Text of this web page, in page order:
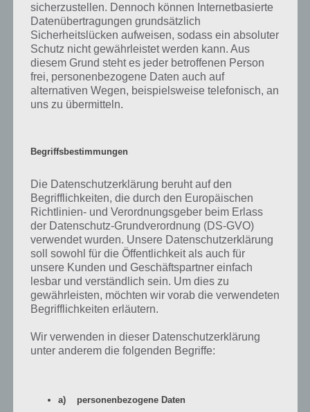
Allerdings kann nur eine Person das Mobilar benutzen.
Entsprechend empfiehlt es sich in Band Stars gleich von seinen
Münzen in weitere Möbel zu investieren, um nicht unnötig viele
Drinks zu benutzen.
Tipp 2: Nummer 1 Hit in Band Stars
aufstellen
aufstellt. Sobald man einen Nummer 1 Hit gelandet hat, steigt man
Danach geht es dann in die nationale und abschließend in die
globale Chartliste von Band Stars. Allerdings ist dies nicht gerade
einfach, denn es gibt zahlreiche Kriterien, die dafür sorgen, dass nicht
jeder Song auf Platz 1 landet.
Zu den Tipps für einen Nummer 1 Hit
Tipp 3: Band Stars Herausforderungen
erledigen
allerdings löst, gibt es immer eine Belohnung und neue Genre und
sicherzustellen. Dennoch können Internetbasierte
Datenübertragungen grundsätzlich
Sicherheitslücken aufweisen, sodass ein absoluter
Schutz nicht gewährleistet werden kann. Aus
diesem Grund steht es jeder betroffenen Person
frei, personenbezogene Daten auch auf
alternativen Wegen, beispielsweise telefonisch, an
uns zu übermitteln.
Begriffsbestimmungen
Die Datenschutzerklärung beruht auf den
Begrifflichkeiten, die durch den Europäischen
Richtlinien- und Verordnungsgeber beim Erlass
der Datenschutz-Grundverordnung (DS-GVO)
verwendet wurden. Unsere Datenschutzerklärung
soll sowohl für die Öffentlichkeit als auch für
unsere Kunden und Geschäftspartner einfach
lesbar und verständlich sein. Um dies zu
gewährleisten, möchten wir vorab die verwendeten
Begrifflichkeiten erläutern.
Wir verwenden in dieser Datenschutzerklärung
unter anderem die folgenden Begriffe:
a) personenbezogene Daten